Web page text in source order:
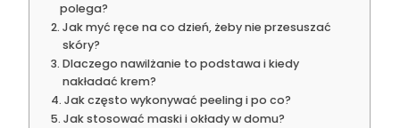
polega?
Jak myć ręce na co dzień, żeby nie przesuszać
skóry?
Dlaczego nawilżanie to podstawa i kiedy
nakładać krem?
Jak często wykonywać peeling i po co?
Jak stosować maski i okłady w domu?